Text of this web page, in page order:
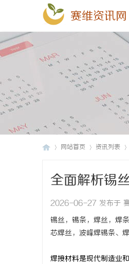
赛维资讯网
网站首页 资讯列表
全面解析锡
2026-06-27 发布于
锡丝，锡条，焊丝，焊
芯焊丝，波峰焊锡条、
焊接材料是现代制造业